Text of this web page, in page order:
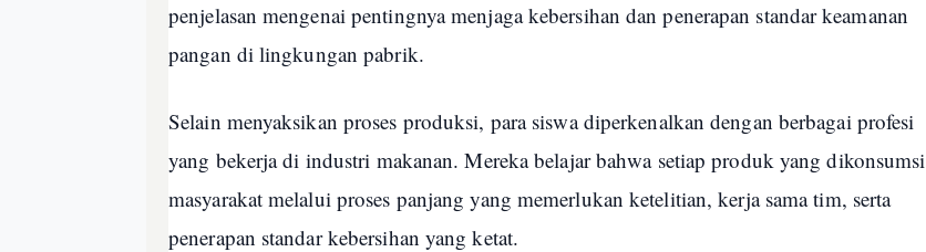
penjelasan mengenai pentingnya menjaga kebersihan dan penerapan standar keamanan
pangan di lingkungan pabrik.
Selain menyaksikan proses produksi, para siswa diperkenalkan dengan berbagai profesi
yang bekerja di industri makanan. Mereka belajar bahwa setiap produk yang dikonsumsi
masyarakat melalui proses panjang yang memerlukan ketelitian, kerja sama tim, serta
penerapan standar kebersihan yang ketat.